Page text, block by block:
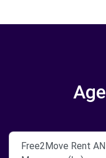
Free2Move Rent